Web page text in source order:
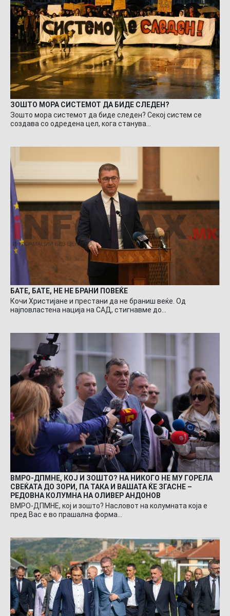
ЗОШТО МОРА СИСТЕМОТ ДА БИДЕ СЛЕДЕН?
Зошто мора системот да биде следен? Секој систем се
создава со одредена цел, кога станува…
БАТЕ, БАТЕ, НЕ НЕ БРАНИ ПОВЕЌЕ
Кочи Христијане и престани да не браниш веќе. Од
најповластена нација на САД, стигнавме до…
ВМРО-ДПМНЕ, КОЈ И ЗОШТО? НА НИКОГО НЕ МУ ГОРЕЛА
СВЕЌАТА ДО ЗОРИ, ПА ТАКА И ВАШАТА ЌЕ ЗГАСНЕ –
РЕДОВНА КОЛУМНА НА ОЛИВЕР АНДОНОВ
ВМРО-ДПМНЕ, кој и зошто? Насловот на колумната која е
пред Вас е во прашална форма…